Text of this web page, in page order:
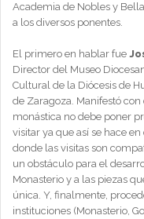
Academia de Nobles y
a los diversos ponentes.
El primero en hablar fue
Director del Museo
Cultural de la Diócesis de
de Zaragoza. Manifestó
monástica no debe poner
visitar ya que así se hace
donde las visitas son
un obstáculo para el
Monasterio y a las piezas
única. Y, finalmente,
instituciones (Monasterio,